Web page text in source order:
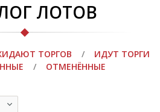
ЛОТОВ
ТОРГОВ /
ИДУТ ТОРГИ
/ ОТМЕНЁННЫЕ